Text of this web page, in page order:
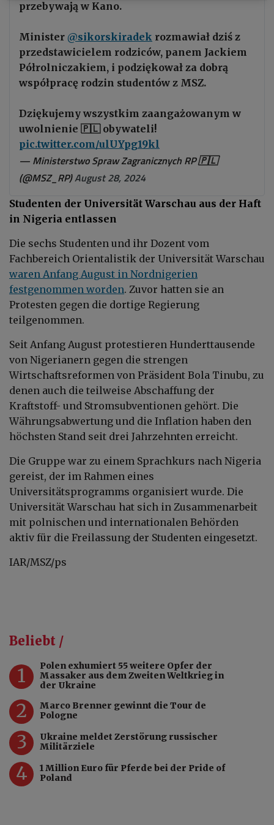
przebywają w Kano.
Minister @sikorskiradek rozmawiał dziś z
przedstawicielem rodziców, panem Jackiem
Półrolniczakiem, i podziękował za dobrą
współpracę rodzin studentów z MSZ.
Dziękujemy wszystkim zaangażowanym w
uwolnienie 🇵🇱 obywateli!
pic.twitter.com/ulUYpg19kl
— Ministerstwo Spraw Zagranicznych RP 🇵🇱
(@MSZ_RP)August 28, 2024
Studenten der Universität Warschau aus der Haft
in Nigeria entlassen
Die sechs Studenten und ihr Dozent vom
Fachbereich Orientalistik der Universität Warschau
waren Anfang August in Nordnigerien
festgenommen worden. Zuvor hatten sie an
Protesten gegen die dortige Regierung
teilgenommen.
Seit Anfang August protestieren Hunderttausende
von Nigerianern gegen die strengen
Wirtschaftsreformen von Präsident Bola Tinubu, zu
denen auch die teilweise Abschaffung der
Kraftstoff- und Stromsubventionen gehört. Die
Währungsabwertung und die Inflation haben den
höchsten Stand seit drei Jahrzehnten erreicht.
Die Gruppe war zu einem Sprachkurs nach Nigeria
gereist, der im Rahmen eines
Universitätsprogramms organisiert wurde. Die
Universität Warschau hat sich in Zusammenarbeit
mit polnischen und internationalen Behörden
aktiv für die Freilassung der Studenten eingesetzt.
IAR/MSZ/ps
Beliebt /
1
Polen exhumiert 55 weitere Opfer der
Massaker aus dem Zweiten Weltkrieg in
der Ukraine
2
Marco Brenner gewinnt die Tour de
Pologne
3
Ukraine meldet Zerstörung russischer
Militärziele
4
1 Million Euro für Pferde bei der Pride of
Poland